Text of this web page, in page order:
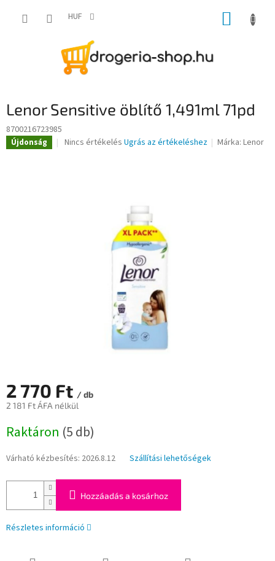
HUF KOSÁR
Lenor Sensitive öblítő 1,491ml 71pd
8700216723985
Újdonság
A
Nincs értékelés Ugrás az értékeléshez Márka:Lenor
2 770 Ft / db
2 181 Ft ÁFA nélkül
Raktáron (5 db)
Várható kézbesítés: 2026.8.12 Szállítási lehetőségek
Hozzáadás a kosárhoz
Részletes információ